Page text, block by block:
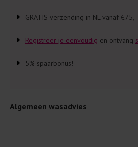
GRATIS verzending in NL vanaf €75,-
Registreer je eenvoudig en ontvang
5% spaarbonus!
Algemeen wasadvies